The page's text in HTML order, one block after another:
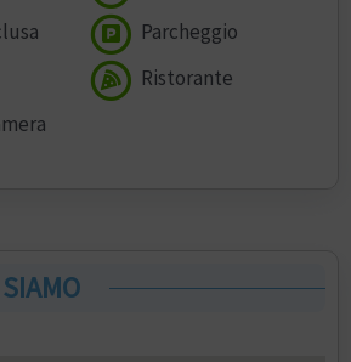
Parcheggio
Ristorante